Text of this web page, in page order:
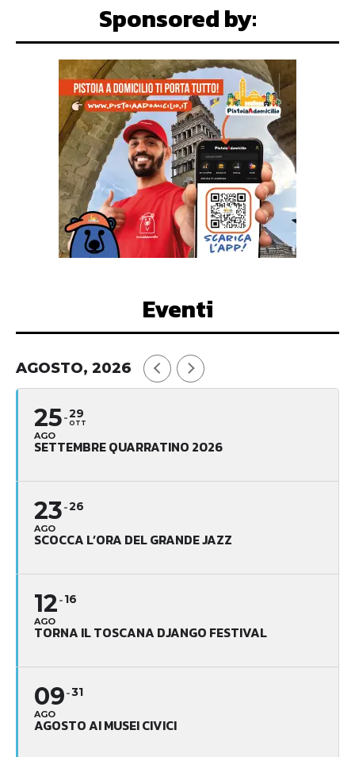
Sponsored by:
Eventi
AGOSTO, 2026
25
AGO
29
OTT
SETTEMBRE QUARRATINO 2026
23
AGO
26
SCOCCA L’ORA DEL GRANDE JAZZ
12
AGO
16
TORNA IL TOSCANA DJANGO FESTIVAL
09
AGO
31
AGOSTO AI MUSEI CIVICI